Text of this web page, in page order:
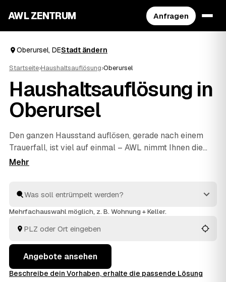
AWL ZENTRUM Anfragen
Oberursel, DEStadt ändern
Startseite›Haushaltsauflösung›Oberursel
Haushaltsauflösung in
Oberursel
Den ganzen Hausstand auflösen, gerade nach einem
Trauerfall, ist viel auf einmal – AWL nimmt Ihnen die
Suche ab. Eine Anfrage genügt, und geprüfte Anbieter
Möbel, Keller, Dachboden oder kompletter Nachlass
werden einfühlsam geräumt und fachgerecht entsorgt,
behalten Sie den Überblick, ohne jedem Betrieb einzeln
hinterherzulaufen.
Mehrfachauswahl möglich, z. B. Wohnung + Keller.
Angebote ansehen
Beschreibe dein Vorhaben, erhalte die passende Lösung